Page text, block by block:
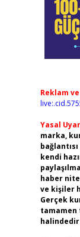
Reklam
Yasal
marka,
kendi
haber
ve kişiler
Gerçek